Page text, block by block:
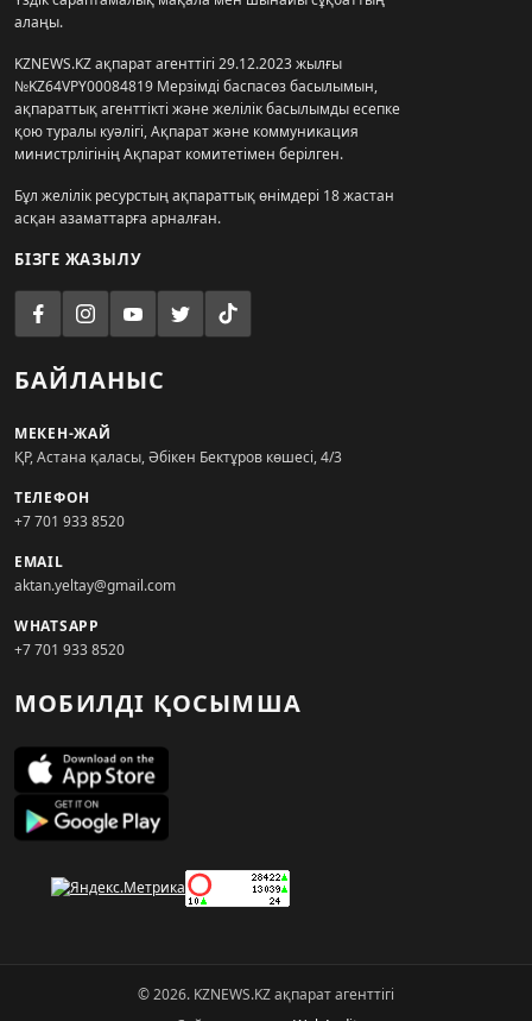
алаңы.
KZNEWS.KZ ақпарат агенттігі 29.12.2023 жылғы
№KZ64VPY00084819 Мерзімді баспасөз басылымын,
ақпараттық агенттікті және желілік басылымды есепке
қою туралы куәлігі, Ақпарат және коммуникация
министрлігінің Ақпарат комитетімен берілген.
Бұл желілік ресурстың ақпараттық өнімдері 18 жастан
асқан азаматтарға арналған.
БІЗГЕ ЖАЗЫЛУ
БАЙЛАНЫС
МЕКЕН-ЖАЙ
ҚР, Астана қаласы, Әбікен Бектұров көшесі, 4/3
ТЕЛЕФОН
+7 701 933 8520
EMAIL
aktan.yeltay@gmail.com
WHATSAPP
+7 701 933 8520
МОБИЛДІ ҚОСЫМША
© 2026. KZNEWS.KZ ақпарат агенттігі